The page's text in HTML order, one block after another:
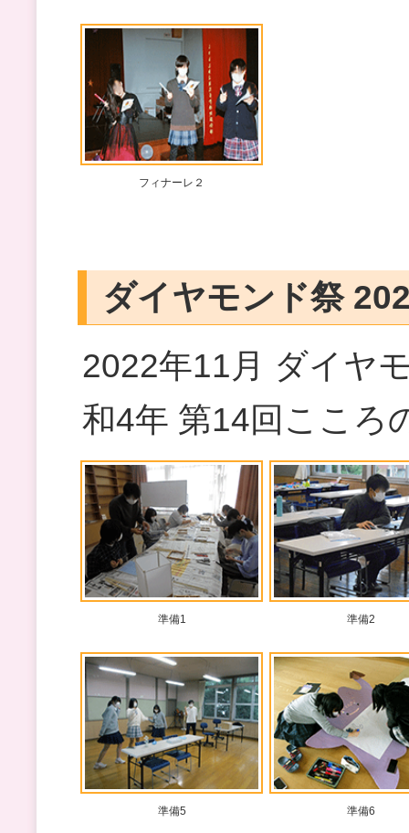
フィナーレ２
ダイヤモンド祭
2022年11月 ダイヤ
和4年 第14回こころ
準備1 準備2
準備5 準備6